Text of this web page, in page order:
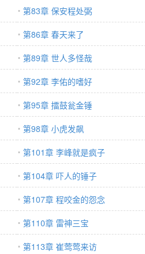
第83章 保安程处弼
第86章 春天来了
第89章 世人多怪哉
第92章 李佑的嗜好
第95章 擂鼓瓮金锤
第98章 小虎发飙
第101章 李峰就是疯子
第104章 吓人的锤子
第107章 程咬金的怨念
第110章 雷神三宝
第113章 崔莺莺来访